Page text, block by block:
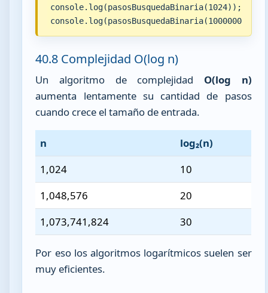
console.log(pasosBusquedaBinaria(1024));
console.log(pasosBusquedaBinaria(1000000));
40.8 Complejidad O(log n)
Un algoritmo de complejidad O(log n)
aumenta lentamente su cantidad de pasos
cuando crece el tamaño de entrada.
n
log₂(n)
1,024
10
1,048,576
20
1,073,741,824
30
Por eso los algoritmos logarítmicos suelen ser
muy eficientes.